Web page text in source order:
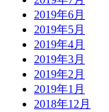
2019年6月
2019年5月
2019年4月
2019年3月
2019年2月
2019年1月
2018年12月